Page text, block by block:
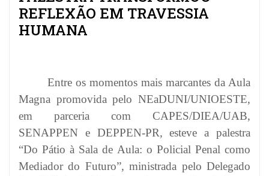
REFLEXÃO EM TRAVESSIA
HUMANA
Entre os momentos mais marcantes da Aula
Magna promovida pelo NEaDUNI/UNIOESTE,
em parceria com CAPES/DIEA/UAB,
SENAPPEN e DEPPEN-PR, esteve a palestra
“Do Pátio à Sala de Aula: o Policial Penal como
Mediador do Futuro”, ministrada pelo Delegado